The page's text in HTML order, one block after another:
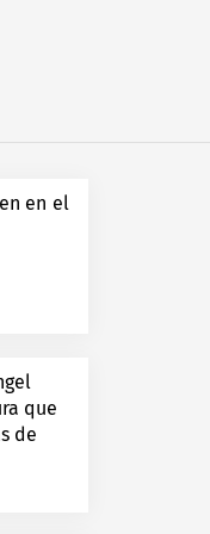
en el
que
de